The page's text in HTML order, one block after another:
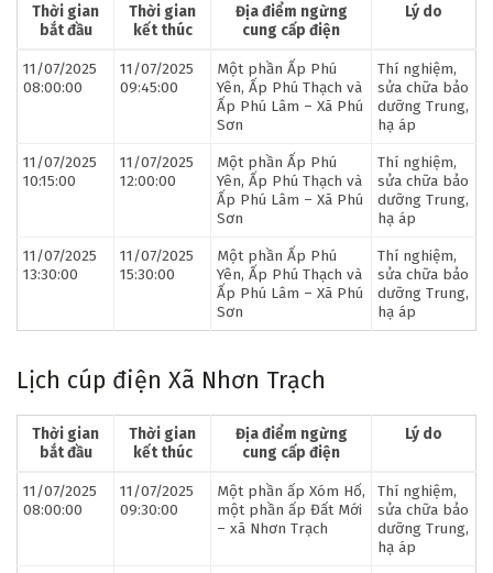
Thời gian
bắt đầu
Thời gian
kết thúc
Địa điểm ngừng
cung cấp điện
Lý do
11/07/2025
08:00:00
11/07/2025
09:45:00
Một phần Ấp Phú
Yên, Ấp Phú Thạch và
Ấp Phú Lâm – Xã Phú
Sơn
Thí nghiệm,
sửa chữa bảo
dưỡng Trung,
hạ áp
11/07/2025
10:15:00
11/07/2025
12:00:00
Một phần Ấp Phú
Yên, Ấp Phú Thạch và
Ấp Phú Lâm – Xã Phú
Sơn
Thí nghiệm,
sửa chữa bảo
dưỡng Trung,
hạ áp
11/07/2025
13:30:00
11/07/2025
15:30:00
Một phần Ấp Phú
Yên, Ấp Phú Thạch và
Ấp Phú Lâm – Xã Phú
Sơn
Thí nghiệm,
sửa chữa bảo
dưỡng Trung,
hạ áp
Lịch cúp điện Xã Nhơn Trạch
Thời gian
bắt đầu
Thời gian
kết thúc
Địa điểm ngừng
cung cấp điện
Lý do
11/07/2025
08:00:00
11/07/2025
09:30:00
Một phần ấp Xóm Hố,
một phần ấp Đất Mới
– xã Nhơn Trạch
Thí nghiệm,
sửa chữa bảo
dưỡng Trung,
hạ áp